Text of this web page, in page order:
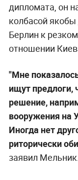
дипломата, он
колбасой якобы
Берлин к
отношении
"Мне
ищут предлоги,
решение,
вооружения на
Иногда нет
риторически
заявил Мельник.